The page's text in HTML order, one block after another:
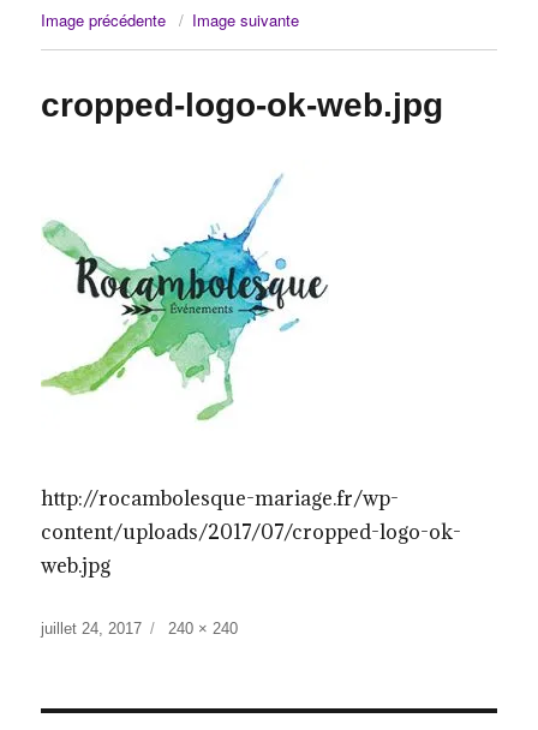
Image précédente Image suivante
cropped-logo-ok-web.jpg
http://rocambolesque-mariage.fr/wp-
content/uploads/2017/07/cropped-logo-ok-
web.jpg
Publié
juillet 24, 2017
Taille
240 × 240